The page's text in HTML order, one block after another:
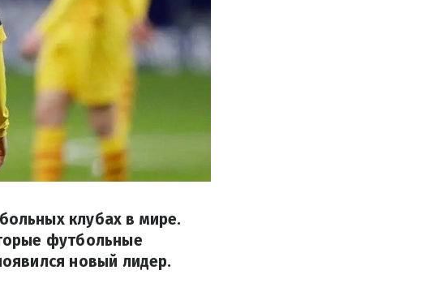
клубах в мире.
футбольные
новый лидер.